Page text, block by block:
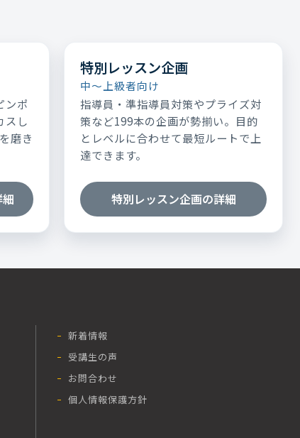
ンポ
スし
磨き
特別レッスン企画
中～上級者向け
指導員・準指導員対策やプライズ対
策など199本の企画が勢揃い。目的
とレベルに合わせて最短ルートで上
達できます。
特別レッスン企画の詳細
新着情報
受講生の声
お問合わせ
個人情報保護方針